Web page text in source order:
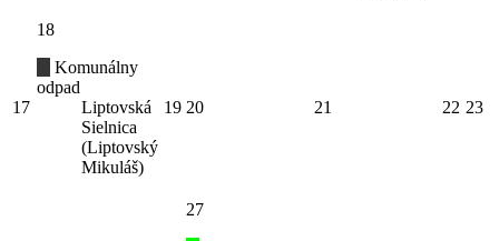
17
18
Komunálny
odpad
Liptovská
Sielnica
(Liptovský
Mikuláš)
19 20 21 22 23
27